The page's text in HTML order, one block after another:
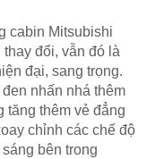
cabin Mitsubishi
đổi, vẫn đó là
đại, sang trọng.
nhấn nhá thêm
tăng thêm vẻ đẳng
chỉnh các chế độ
bên trong